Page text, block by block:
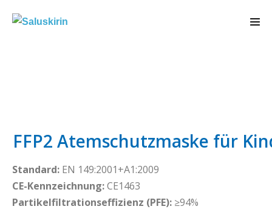
FFP2 Atemschutzmaske für
Standard: EN 149:2001+A1:2009
CE-Kennzeichnung:CE1463
Partikelfiltrationseffizienz (PFE): ≥94%